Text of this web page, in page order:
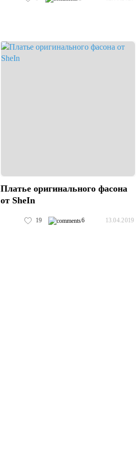
Платье оригинального фасона
от SheIn
19 6 13.04.2019